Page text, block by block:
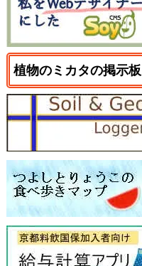
植物のミカタの掲示板